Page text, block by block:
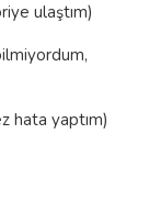
ulaştım)
hata yaptım)